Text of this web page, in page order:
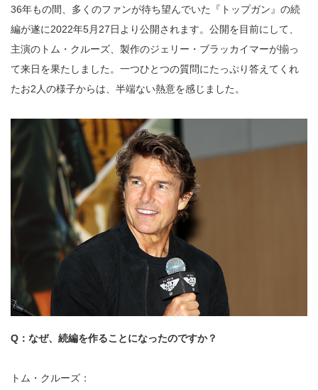
36年もの間、多くのファンが待ち望んでいた『トップガン』の続
編が遂に2022年5月27日より公開されます。公開を目前にして、
主演のトム・クルーズ、製作のジェリー・ブラッカイマーが揃っ
て来日を果たしました。一つひとつの質問にたっぷり答えてくれ
たお2人の様子からは、半端ない熱意を感じました。
Q：なぜ、続編を作ることになったのですか？
トム・クルーズ：